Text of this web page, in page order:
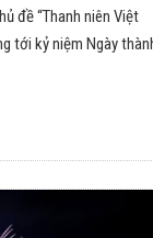
đề “Thanh niên Việt
tới kỷ niệm Ngày